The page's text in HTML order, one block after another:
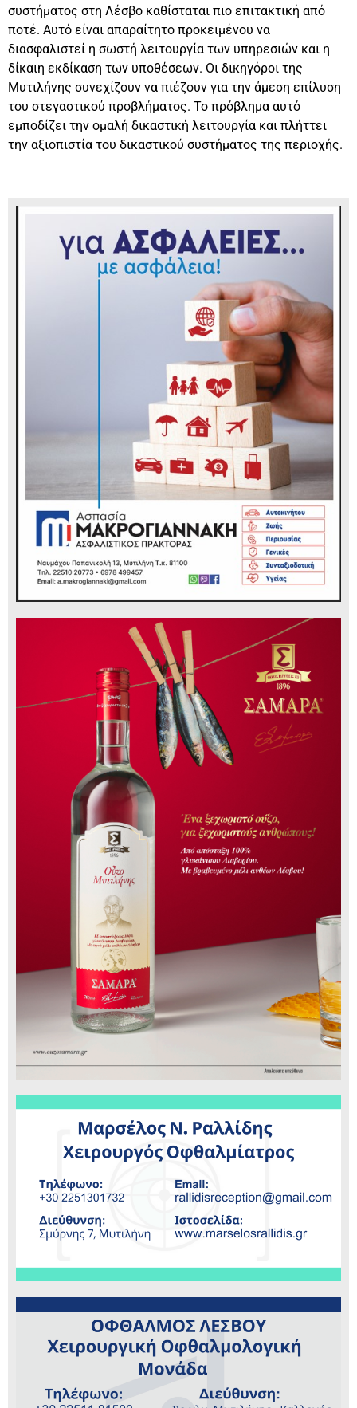
συστήματος στη Λέσβο καθίσταται πιο επιτακτική από
ποτέ. Αυτό είναι απαραίτητο προκειμένου να
διασφαλιστεί η σωστή λειτουργία των υπηρεσιών και η
δίκαιη εκδίκαση των υποθέσεων. Οι δικηγόροι της
Μυτιλήνης συνεχίζουν να πιέζουν για την άμεση επίλυση
του στεγαστικού προβλήματος. Το πρόβλημα αυτό
εμποδίζει την ομαλή δικαστική λειτουργία και πλήττει
την αξιοπιστία του δικαστικού συστήματος της περιοχής.